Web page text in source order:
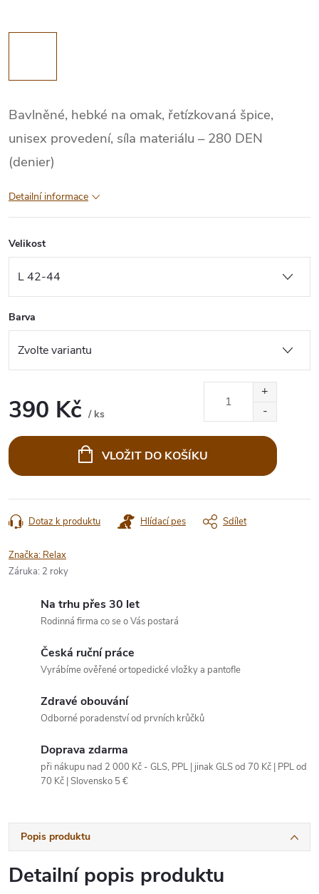
Bavlněné, hebké na omak, řetízkovaná špice,
unisex provedení, síla materiálu – 280 DEN
(denier)
Detailní informace
Velikost
Barva
390 Kč / ks
cena:
VLOŽIT DO KOŠÍKU
Dotaz k produktu Hlídací pes Sdílet
Značka: Relax
Záruka: 2 roky
Na trhu přes 30 let
Rodinná firma co se o Vás postará
Česká ruční práce
Vyrábíme ověřené ortopedické vložky a pantofle
Zdravé obouvání
Odborné poradenství od prvních krůčků
Doprava zdarma
při nákupu nad 2 000 Kč - GLS, PPL | jinak GLS od 70 Kč | PPL od
70 Kč | Slovensko 5 €
Popis produktu
Detailní popis produktu